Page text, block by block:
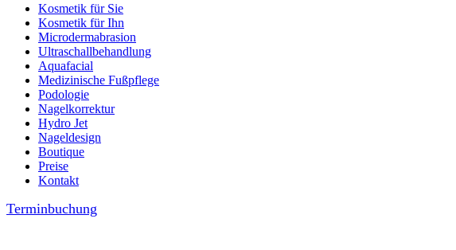
Kosmetik für Sie
Kosmetik für Ihn
Microdermabrasion
Ultraschallbehandlung
Aquafacial
Medizinische Fußpflege
Podologie
Nagelkorrektur
Hydro Jet
Nageldesign
Boutique
Preise
Kontakt
Terminbuchung